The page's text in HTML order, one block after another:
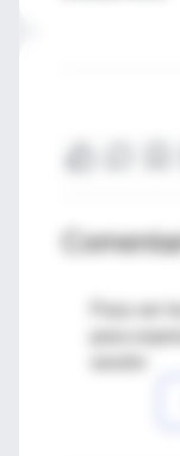
Para ver